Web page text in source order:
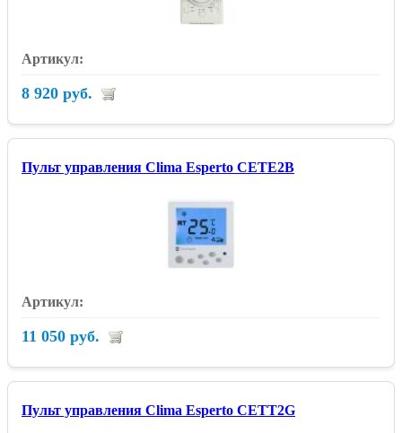
8 920 руб.
Пульт управления Clima Esperto CETE2B
11 050 руб.
Пульт управления Clima Esperto CETT2G